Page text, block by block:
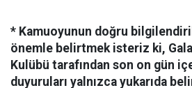
* Kamuoyunun doğru
önemle belirtmek isteriz ki,
Kulübü tarafından son on gün
duyuruları yalnızca yukarıda